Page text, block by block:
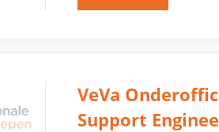
VeVa
Support